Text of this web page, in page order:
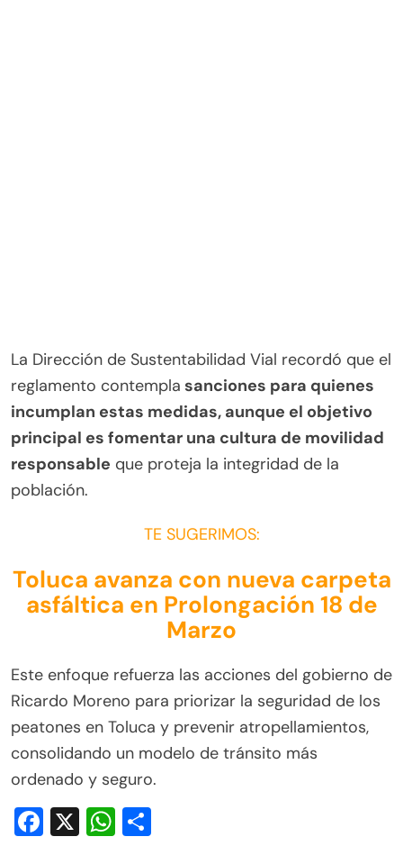
La Dirección de Sustentabilidad Vial recordó que el
reglamento contempla sanciones para quienes
incumplan estas medidas, aunque el objetivo
principal es fomentar una cultura de movilidad
responsable que proteja la integridad de la
población.
TE SUGERIMOS:
Toluca avanza con nueva carpeta
asfáltica en Prolongación 18 de
Marzo
Este enfoque refuerza las acciones del gobierno de
Ricardo Moreno para priorizar la seguridad de los
peatones en Toluca y prevenir atropellamientos,
consolidando un modelo de tránsito más
ordenado y seguro.
Facebook
X WhatsApp